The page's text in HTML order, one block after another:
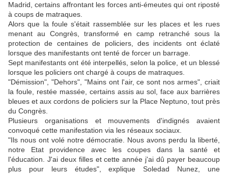
Madrid, certains affrontant les forces anti-émeutes qui ont riposté
à coups de matraques.
Alors que la foule s'était rassemblée sur les places et les rues
menant au Congrès, transformé en camp retranché sous la
protection de centaines de policiers, des incidents ont éclaté
lorsque des manifestants ont tenté de forcer un barrage.
Sept manifestants ont été interpellés, selon la police, et un blessé
lorsque les policiers ont chargé à coups de matraques.
"Démission", "Dehors", "Mains ont l'air, ce sont nos armes", criait
la foule, restée massée, certains assis au sol, face aux barrières
bleues et aux cordons de policiers sur la Place Neptuno, tout près
du Congrès.
Plusieurs organisations et mouvements d'indignés avaient
convoqué cette manifestation via les réseaux sociaux.
"Ils nous ont volé notre démocratie. Nous avons perdu la liberté,
notre Etat providence avec les coupes dans la santé et
l'éducation. J'ai deux filles et cette année j'ai dû payer beaucoup
plus pour leurs études", explique Soledad Nunez, une